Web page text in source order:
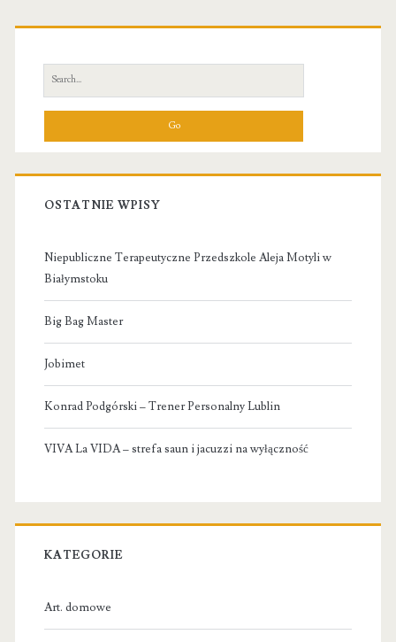
Primary
Sidebar
Search
for:
OSTATNIE WPISY
Niepubliczne Terapeutyczne Przedszkole Aleja Motyli w
Białymstoku
Big Bag Master
Jobimet
Konrad Podgórski – Trener Personalny Lublin
VIVA La VIDA – strefa saun i jacuzzi na wyłączność
KATEGORIE
Art. domowe